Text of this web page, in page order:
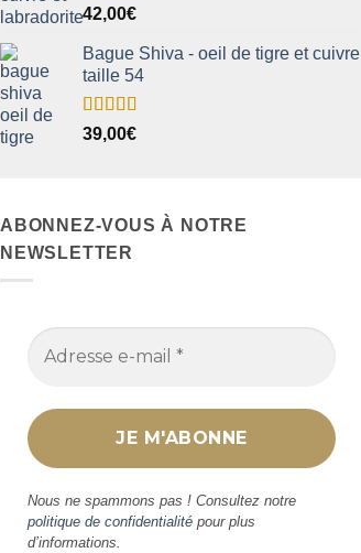
Note5.00
sur 5
42,00€
Bague Shiva - oeil de tigre et cuivre
taille 54
Note5.00
sur 5
39,00€
ABONNEZ-VOUS À NOTRE
NEWSLETTER
Nous ne spammons pas ! Consultez notre
politique de confidentialité pour plus
d’informations.